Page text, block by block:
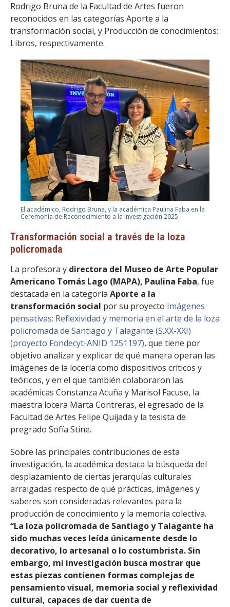
Rodrigo Bruna de la Facultad de Artes fueron
reconocidos en las categorías Aporte a la
transformación social, y Producción de conocimientos:
Libros, respectivamente.
El académico, Rodrigo Bruna, y la académica Paulina Faba en la
Ceremonia de Reconocimiento a la Investigación 2025.
Transformación social a través de la loza
policromada
La profesora y directora del Museo de Arte Popular
Americano Tomás Lago (MAPA), Paulina Faba, fue
destacada en la categoría Aporte a la
transformación social por su proyecto Imágenes
pensativas: Reflexividad y memoria en el arte de la loza
policromada de Santiago y Talagante (S.XX-XXI)
(proyecto Fondecyt-ANID 1251197), que tiene por
objetivo analizar y explicar de qué manera operan las
imágenes de la locería como dispositivos críticos y
teóricos, y en el que también colaboraron las
académicas Constanza Acuña y Marisol Facuse, la
maestra locera Marta Contreras, el egresado de la
Facultad de Artes Felipe Quijada y la tesista de
pregrado Sofía Stine.
Sobre las principales contribuciones de esta
investigación, la académica destaca la búsqueda del
desplazamiento de ciertas jerarquías culturales
arraigadas respecto de qué prácticas, imágenes y
saberes son consideradas relevantes para la
producción de conocimiento y la memoria colectiva.
“La loza policromada de Santiago y Talagante ha
sido muchas veces leída únicamente desde lo
decorativo, lo artesanal o lo costumbrista. Sin
embargo, mi investigación busca mostrar que
estas piezas contienen formas complejas de
pensamiento visual, memoria social y reflexividad
cultural, capaces de dar cuenta de